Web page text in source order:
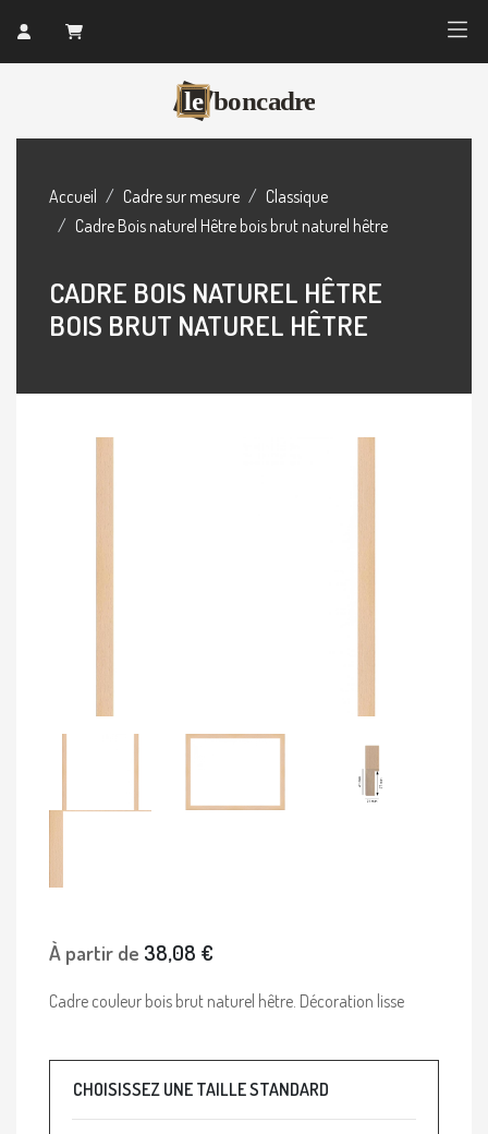
Accueil Cadre sur mesure
Classique
Cadre Bois naturel Hêtre bois brut naturel hêtre
CADRE BOIS NATUREL HÊTRE
BOIS BRUT NATUREL HÊTRE
À partir de 38,08 €
Cadre couleur bois brut naturel hêtre. Décoration lisse
CHOISISSEZ UNE TAILLE STANDARD